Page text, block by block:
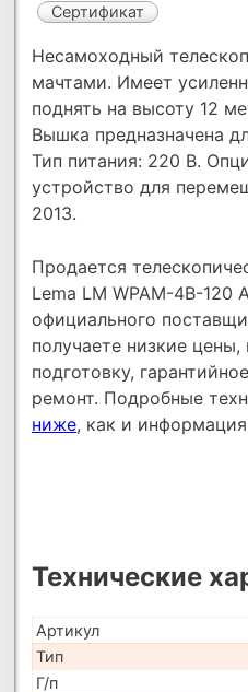
Сертификат
Несамоходный
мачтами. Имеет
поднять на высоту 12
Вышка предназначена
Тип питания: 220 В.
устройство для
2013.
Продается
Lema LM WPAM-4B-120
официального
получаете низкие
подготовку,
ремонт. Подробные
ниже, как и
Технические
Артикул
Тип
Г/п